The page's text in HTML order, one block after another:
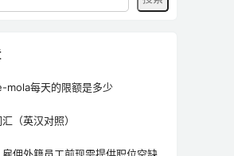
mola每天的限额是多少
（英汉对照）